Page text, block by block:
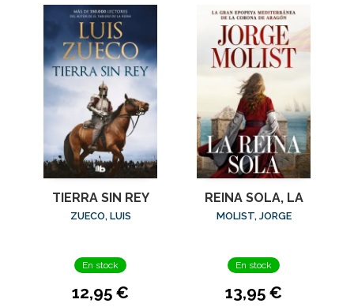
TIERRA SIN REY
ZUECO, LUIS
En stock
12,95 €
REINA SOLA, LA
MOLIST, JORGE
En stock
13,95 €